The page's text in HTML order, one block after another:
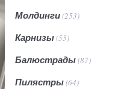
Молдинги(253)
Карнизы(55)
Балюстрады(87)
Пилястры(64)